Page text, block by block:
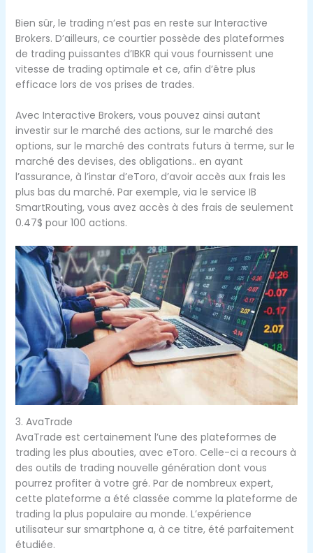
Bien sûr, le trading n’est pas en reste sur Interactive
Brokers. D’ailleurs, ce courtier possède des plateformes
de trading puissantes d’IBKR qui vous fournissent une
vitesse de trading optimale et ce, afin d’être plus
efficace lors de vos prises de trades.
Avec Interactive Brokers, vous pouvez ainsi autant
investir sur le marché des actions, sur le marché des
options, sur le marché des contrats futurs à terme, sur le
marché des devises, des obligations.. en ayant
l’assurance, à l’instar d’eToro, d’avoir accès aux frais les
plus bas du marché. Par exemple, via le service IB
SmartRouting, vous avez accès à des frais de seulement
0.47$ pour 100 actions.
3. AvaTrade
AvaTrade est certainement l’une des plateformes de
trading les plus abouties, avec eToro. Celle-ci a recours à
des outils de trading nouvelle génération dont vous
pourrez profiter à votre gré. Par de nombreux expert,
cette plateforme a été classée comme la plateforme de
trading la plus populaire au monde. L’expérience
utilisateur sur smartphone a, à ce titre, été parfaitement
étudiée.